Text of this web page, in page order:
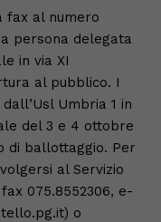
fax al numero
persona delegata
in via XI
al pubblico. I
Umbria 1 in
del 3 e 4 ottobre
di ballottaggio. Per
al Servizio
075.8552306, e-
o